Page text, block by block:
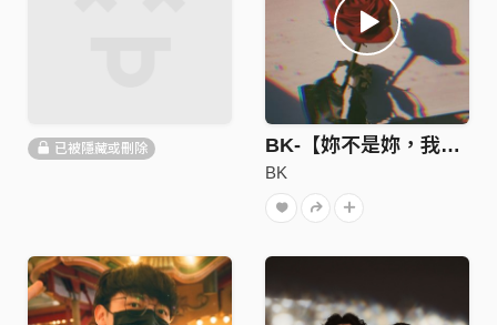
已被隱藏或刪除 BK-【妳不是妳，我不是我】audio
BK